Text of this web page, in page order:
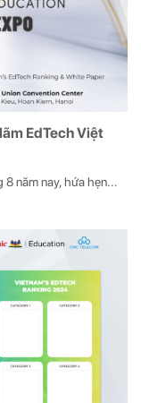
EdTech Việt
năm nay, hứa hẹn...